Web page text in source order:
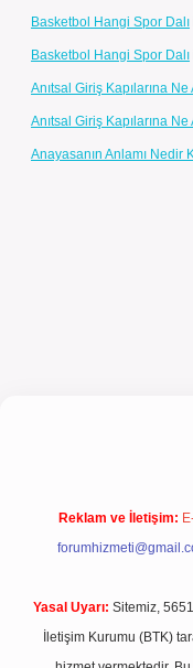
Basketbol Hangi Spor Dalı
Basketbol Hangi Spor Dalı
Anıtsal Giriş Kapılarına
Anıtsal Giriş Kapılarına
Anayasanın Anlamı Nedir
Reklam ve İletişim:
Yasal Uyarı: Sitemiz,
İletişim Kurumu (BTK)